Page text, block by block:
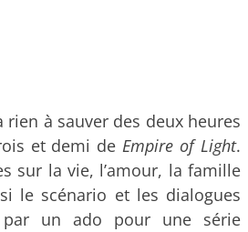
rien à sauver des deux heures
et demi deEmpire of Light.
sur la vie, l’amour, la famille
le scénario et les dialogues
un ado pour une série